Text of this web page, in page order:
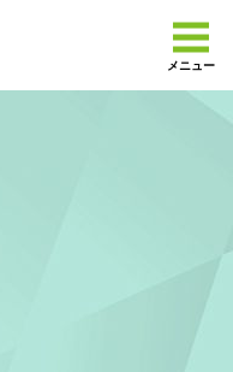
メニュー